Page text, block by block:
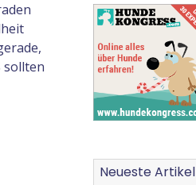
sollten
Neueste Artikel